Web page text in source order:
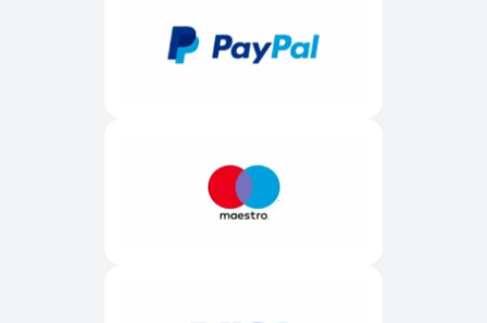
huurvoorwaarden van het verhuurbedrijf. Onze
klantenservice beantwoordt graag al je vragen. In Europa